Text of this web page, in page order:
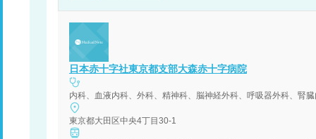
日本赤十字社東京都支部大森赤十字病院
内科、血液内科、外科、精神科、脳神経外科、呼吸器外科、腎
東京都大田区中央4丁目30-1